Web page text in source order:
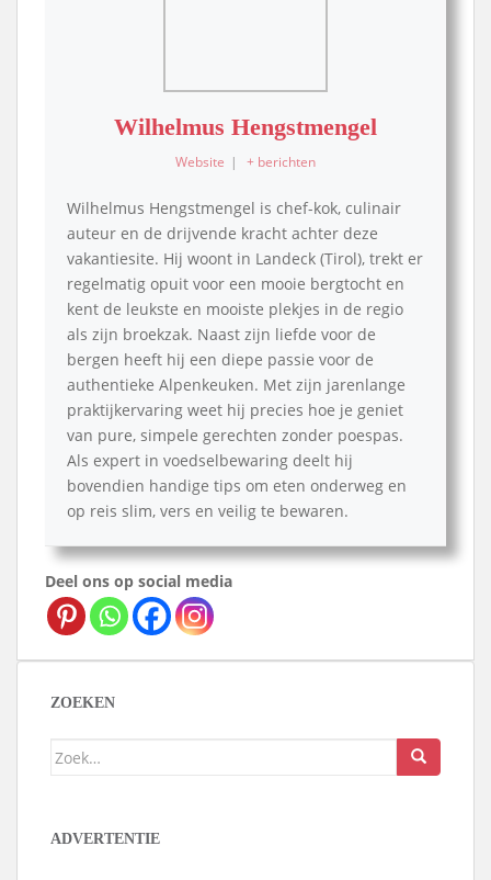
Wilhelmus Hengstmengel
Website | + berichten
Wilhelmus Hengstmengel is chef-kok, culinair
auteur en de drijvende kracht achter deze
vakantiesite. Hij woont in Landeck (Tirol), trekt er
regelmatig opuit voor een mooie bergtocht en
kent de leukste en mooiste plekjes in de regio
als zijn broekzak. Naast zijn liefde voor de
bergen heeft hij een diepe passie voor de
authentieke Alpenkeuken. Met zijn jarenlange
praktijkervaring weet hij precies hoe je geniet
van pure, simpele gerechten zonder poespas.
Als expert in voedselbewaring deelt hij
bovendien handige tips om eten onderweg en
op reis slim, vers en veilig te bewaren.
Deel ons op social media
ZOEKEN
Zoek
ADVERTENTIE